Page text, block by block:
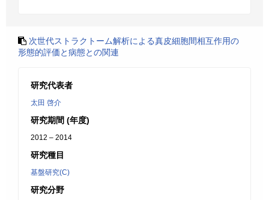
次世代ストラクトーム解析による真皮細胞間相互作用の
形態的評価と病態との関連
研究代表者
太田 啓介
研究期間 (年度)
2012 – 2014
研究種目
基盤研究(C)
研究分野